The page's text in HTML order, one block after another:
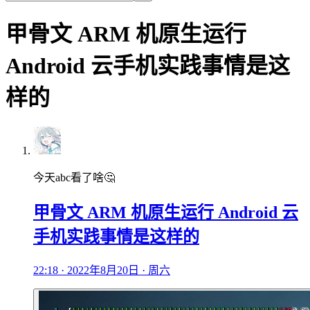
甲骨文 ARM 机原生运行
Android 云手机实践事情是这
样的
今天abc看了啥🤔
甲骨文 ARM 机原生运行 Android 云
手机实践事情是这样的
22:18 · 2022年8月20日 · 周六